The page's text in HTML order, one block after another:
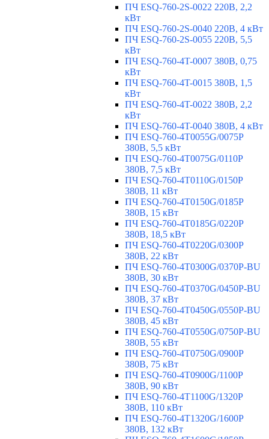
ПЧ ESQ-760-2S-0022 220В, 2,2
кВт
ПЧ ESQ-760-2S-0040 220В, 4 кВт
ПЧ ESQ-760-2S-0055 220В, 5,5
кВт
ПЧ ESQ-760-4T-0007 380В, 0,75
кВт
ПЧ ESQ-760-4T-0015 380В, 1,5
кВт
ПЧ ESQ-760-4T-0022 380В, 2,2
кВт
ПЧ ESQ-760-4T-0040 380В, 4 кВт
ПЧ ESQ-760-4T0055G/0075P
380В, 5,5 кВт
ПЧ ESQ-760-4T0075G/0110P
380В, 7,5 кВт
ПЧ ESQ-760-4T0110G/0150P
380В, 11 кВт
ПЧ ESQ-760-4T0150G/0185P
380В, 15 кВт
ПЧ ESQ-760-4T0185G/0220P
380В, 18,5 кВт
ПЧ ESQ-760-4T0220G/0300P
380В, 22 кВт
ПЧ ESQ-760-4T0300G/0370P-BU
380В, 30 кВт
ПЧ ESQ-760-4T0370G/0450P-BU
380В, 37 кВт
ПЧ ESQ-760-4T0450G/0550P-BU
380В, 45 кВт
ПЧ ESQ-760-4T0550G/0750P-BU
380В, 55 кВт
ПЧ ESQ-760-4T0750G/0900P
380В, 75 кВт
ПЧ ESQ-760-4T0900G/1100P
380В, 90 кВт
ПЧ ESQ-760-4T1100G/1320P
380В, 110 кВт
ПЧ ESQ-760-4T1320G/1600P
380В, 132 кВт